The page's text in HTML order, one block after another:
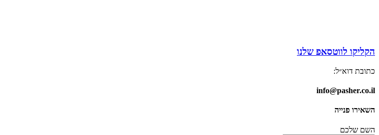
הקליקו לווטסאפ שלנו
כתובת דוא״ל:
info@pasher.co.il
השאירו פנייה
השם שלכם